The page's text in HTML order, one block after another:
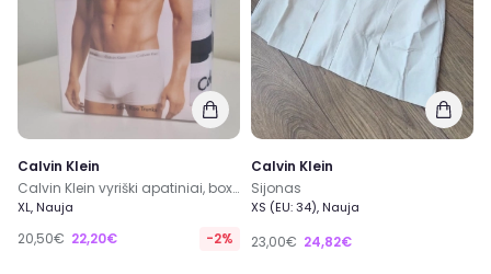
Calvin Klein
Calvin Klein vyriški apatiniai, boxeriai
XL, Nauja
20,50€ 22,20€ -2%
Calvin Klein
Sijonas
XS (EU: 34), Nauja
23,00€ 24,82€